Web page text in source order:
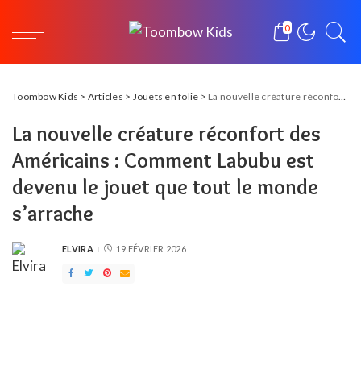
0
Toombow Kids > Articles > Jouets en folie > La nouvelle créature réconfort des Américains : Comment Labubu est devenu le jouet que tout le monde s’arrache
La nouvelle créature réconfort des
Américains : Comment Labubu est
devenu le jouet que tout le monde
s’arrache
POSTED
ELVIRA 19 FÉVRIER 2026